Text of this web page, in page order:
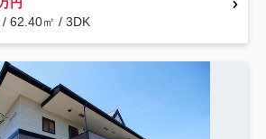
/ 62.40㎡ / 3DK